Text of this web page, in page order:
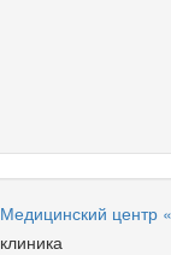
Медицинский центр
клиника